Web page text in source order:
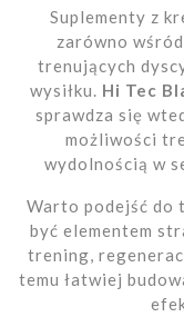
Suplementy z
zarówno
trenujących
wysiłku. Hi Tec
sprawdza się
możliwości
wydolnością w
Warto podejść do
być elementem
trening,
temu łatwiej